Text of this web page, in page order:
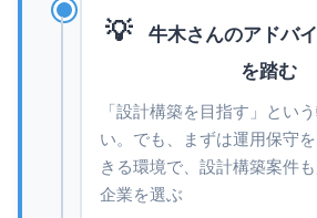
💡
牛木さんのアドバ
を踏む
「設計構築を目指す」とい
い。でも、まずは運用保守
きる環境で、設計構築案件
企業を選ぶ